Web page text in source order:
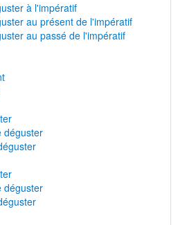
à l'impératif
au présent de l'impératif
au passé de l'impératif
déguster
déguster